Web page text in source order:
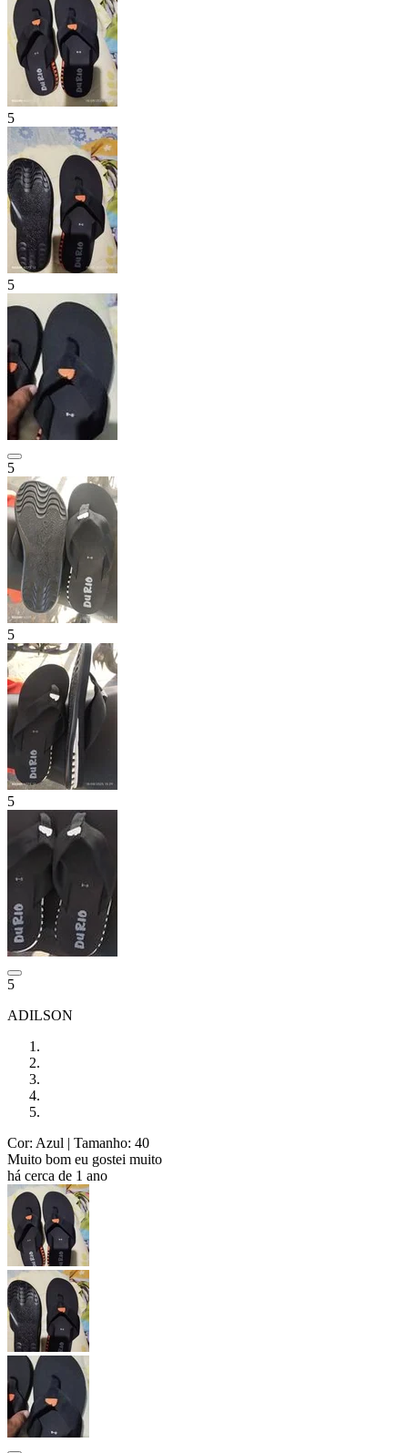
5
5
5
5
5
5
ADILSON
Cor: Azul | Tamanho: 40
Muito bom eu gostei muito
há cerca de 1 ano